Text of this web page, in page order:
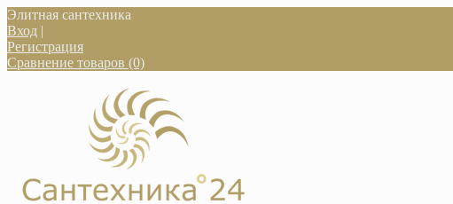
Элитная сантехника
Вход |
Регистрация
Сравнение товаров (0)